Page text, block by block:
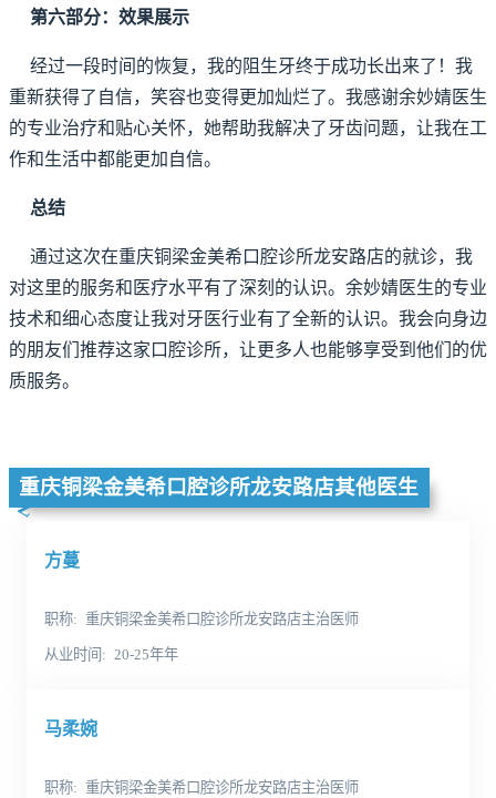
第六部分：效果展示
经过一段时间的恢复，我的阻生牙终于成功长出来了！我
重新获得了自信，笑容也变得更加灿烂了。我感谢余妙婧医生
的专业治疗和贴心关怀，她帮助我解决了牙齿问题，让我在工
作和生活中都能更加自信。
总结
通过这次在重庆铜梁金美希口腔诊所龙安路店的就诊，我
对这里的服务和医疗水平有了深刻的认识。余妙婧医生的专业
技术和细心态度让我对牙医行业有了全新的认识。我会向身边
的朋友们推荐这家口腔诊所，让更多人也能够享受到他们的优
质服务。
重庆铜梁金美希口腔诊所龙安路店其他医生
方蔓
职称 重庆铜梁金美希口腔诊所龙安路店主治医师
从业时间 20-25年年
马柔婉
职称 重庆铜梁金美希口腔诊所龙安路店主治医师